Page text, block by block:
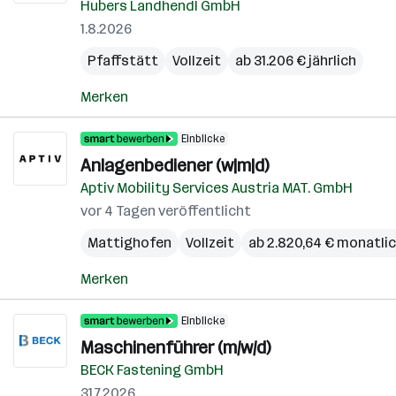
Hubers Landhendl GmbH
1.8.2026
Pfaffstätt
Vollzeit ab 31.206 € jährlich
Merken
Einblicke
Anlagenbediener (w|m|d)
Aptiv Mobility Services Austria MAT. GmbH
vor 4 Tagen veröffentlicht
Mattighofen
Vollzeit ab 2.820,64 €
Merken
Einblicke
Maschinenführer (m/w/d)
BECK Fastening GmbH